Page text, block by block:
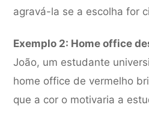
agravá-la se a escolha for
Exemplo 2: Home office
João, um estudante
home office de vermelho
que a cor o motivaria a